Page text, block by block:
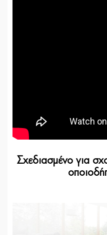
Σχεδιασμένο για